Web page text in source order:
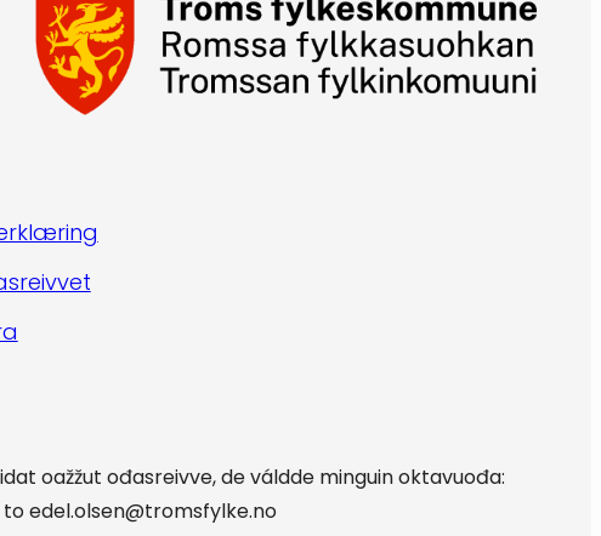
oažžut ođasreivve, de váldde minguin oktavuođa:
edel.olsen@tromsfylke.no